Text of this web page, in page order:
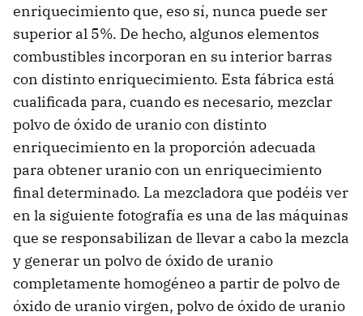
enriquecimiento que, eso sí, nunca puede ser
superior al 5%. De hecho, algunos elementos
combustibles incorporan en su interior barras
con distinto enriquecimiento. Esta fábrica está
cualificada para, cuando es necesario, mezclar
polvo de óxido de uranio con distinto
enriquecimiento en la proporción adecuada
para obtener uranio con un enriquecimiento
final determinado. La mezcladora que podéis ver
en la siguiente fotografía es una de las máquinas
que se responsabilizan de llevar a cabo la mezcla
y generar un polvo de óxido de uranio
completamente homogéneo a partir de polvo de
óxido de uranio virgen, polvo de óxido de uranio